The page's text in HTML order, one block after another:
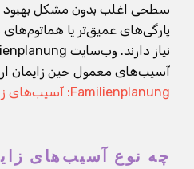
سطحی اغلب بدون مشکل بهبود
پارگی‌های عمیق‌تر یا
آسیب‌های معمول حین زایمان
Familienplanung: آسیب‌های زایمانی
چه نوع آسیب‌های